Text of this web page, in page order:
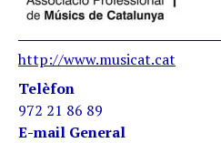
http://www.musicat.cat
Telèfon
972 21 86 89
E-mail General